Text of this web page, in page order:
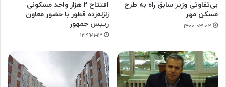
بی‌تفاوتی وزیر سابق راه به طرح
مسکن مهر
۱۴۰۰-۰۳-۰۲
افتتاح ۲ هزار واحد مسکونی
زلزله‌زده قطور با حضور معاون
رییس جمهور
۱۳۹۹-۱۱-۱۳